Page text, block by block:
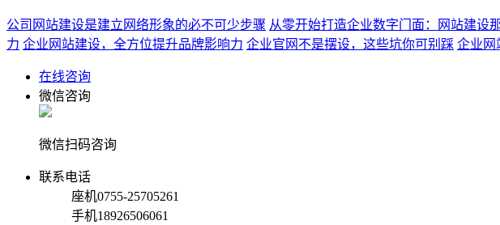
公司网站建设是建立网络形象的必不可少步骤 从零开始打造企业数字门面：网站建设
力 企业网站建设，全方位提升品牌影响力 企业官网不是摆设，这些坑你可别踩 企业网
在线咨询
微信咨询
微信扫码咨询
联系电话
座机0755-25705261
手机18926506061